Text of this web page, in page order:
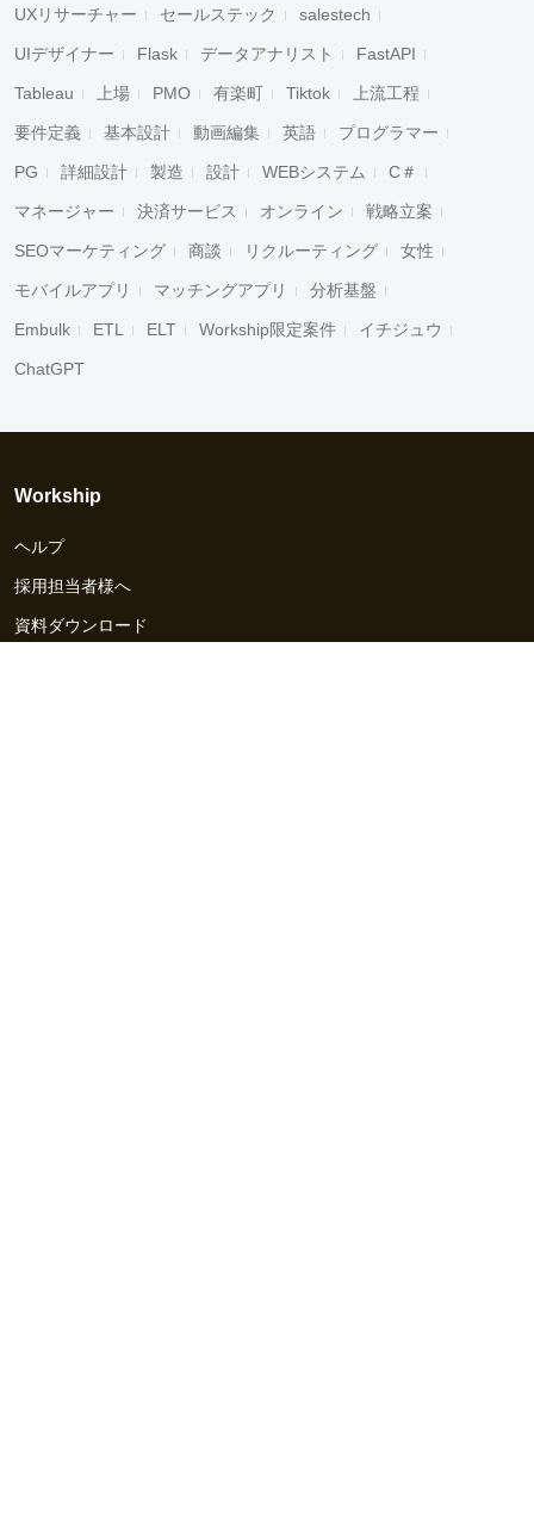
UXリサーチャー セールステック salestech
UIデザイナー Flask データアナリスト FastAPI
Tableau 上場 PMO 有楽町 Tiktok 上流工程
要件定義 基本設計 動画編集 英語 プログラマー
PG 詳細設計 製造 設計 WEBシステム C＃
マネージャー 決済サービス オンライン 戦略立案
SEOマーケティング 商談 リクルーティング 女性
モバイルアプリ マッチングアプリ 分析基盤
Embulk ETL ELT Workship限定案件 イチジュウ
ChatGPT
Workship
ヘルプ
採用担当者様へ
資料ダウンロード